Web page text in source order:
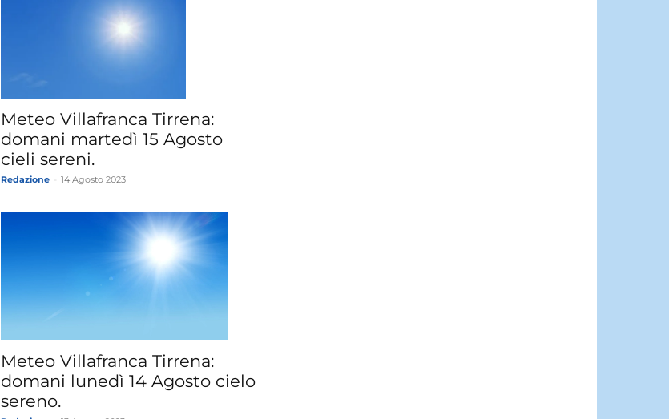
Meteo Villafranca Tirrena:
domani martedì 15 Agosto
cieli sereni.
Redazione 14 Agosto 2023
Meteo Villafranca Tirrena:
domani lunedì 14 Agosto cielo
sereno.